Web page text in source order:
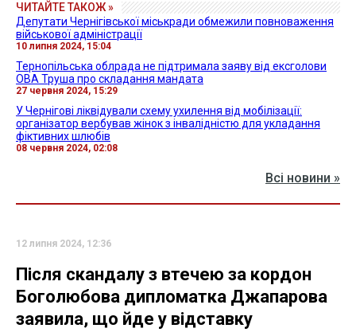
ЧИТАЙТЕ ТАКОЖ »
Депутати Чернігівської міськради обмежили повноваження
військової адміністрації
10 липня 2024, 15:04
Тернопільська облрада не підтримала заяву від ексголови
ОВА Труша про складання мандата
27 червня 2024, 15:29
У Чернігові ліквідували схему ухилення від мобілізації:
організатор вербував жінок з інвалідністю для укладання
фіктивних шлюбів
08 червня 2024, 02:08
Всі новини »
12 липня 2024, 12:36
Після скандалу з втечею за кордон
Боголюбова дипломатка Джапарова
заявила, що йде у відставку